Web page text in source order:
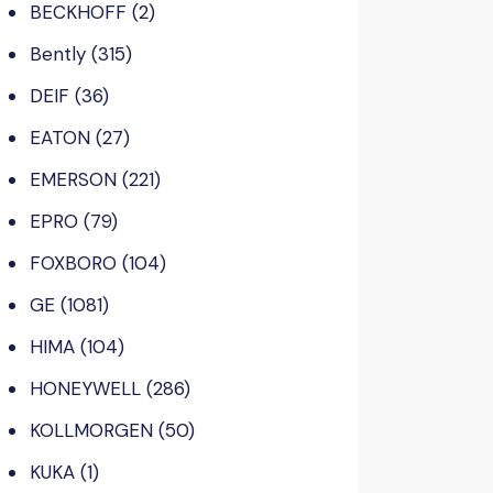
BECKHOFF (2)
Bently (315)
DEIF (36)
EATON (27)
EMERSON (221)
EPRO (79)
FOXBORO (104)
GE (1081)
HIMA (104)
HONEYWELL (286)
KOLLMORGEN (50)
KUKA (1)